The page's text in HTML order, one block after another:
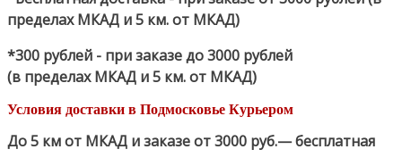
пределах МКАД и 5 км. от МКАД)
*300 рублей - при заказе до 3000 рублей
(в пределах МКАД и 5 км. от МКАД)
Условия доставки в Подмосковье Курьером
До 5 км от МКАД и заказе от 3000 руб.— бесплатная